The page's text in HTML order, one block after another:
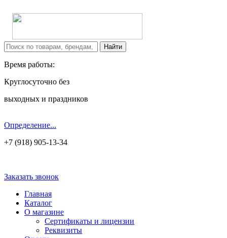
Время работы:
Круглосуточно без
выходных и праздников
Определение...
+7 (918) 905-13-34
Заказать звонок
Главная
Каталог
О магазине
Сертификаты и лицензии
Реквизиты